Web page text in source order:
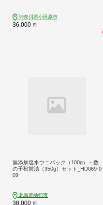
】 神奈川県小田原市
36,000 円
無添加塩水ウニパック（100g）・数
の子松前漬（350g）セット_HD069-0
09
北海道函館市
38,000 円